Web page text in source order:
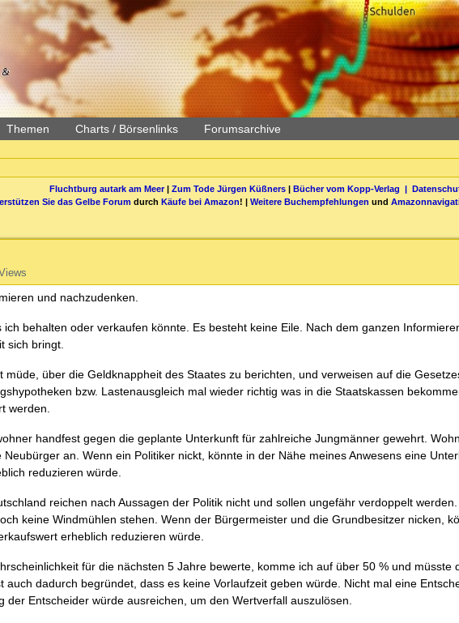
Themen Charts / Börsenlinks Forumsarchive
Fluchtburg autark am Meer| Zum Tode Jürgen Küßners| Bücher vom Kopp-Verlag |
Sie das Gelbe Forum durch Käufe bei Amazon! | Weitere Buchempfehlungen und
und nachzudenken.
behalten oder verkaufen könnte. Es besteht keine Eile. Nach dem ganzen
sich bringt.
müde, über die Geldknappheit des Staates zu berichten, und verweisen auf die
bzw. Lastenausgleich mal wieder richtig was in die Staatskassen
werden.
handfest gegen die geplante Unterkunft für zahlreiche Jungmänner gewehrt.
an. Wenn ein Politiker nickt, könnte in der Nähe meines Anwesens eine
reduzieren würde.
reichen nach Aussagen der Politik nicht und sollen ungefähr verdoppelt
keine Windmühlen stehen. Wenn der Bürgermeister und die Grundbesitzer nicken,
erheblich reduzieren würde.
für die nächsten 5 Jahre bewerte, komme ich auf über 50 % und müsste
dadurch begründet, dass es keine Vorlaufzeit geben würde. Nicht mal eine
Entscheider würde ausreichen, um den Wertverfall auszulösen.